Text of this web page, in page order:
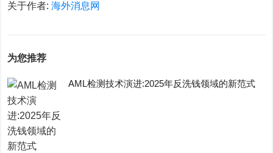
关于作者:海外消息网
为您推荐
AML检测技术演进:2025年反洗钱领域的新范式